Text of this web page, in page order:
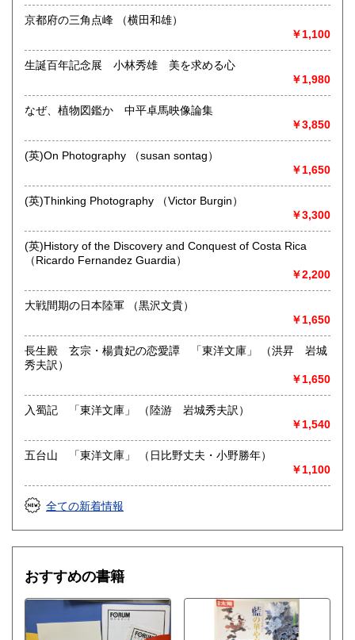
◆本の在庫について◆
当店に在庫している本はほぼ別棟倉庫に保管していますの
で、性急なお求めにはご対応致し兼ねます。ご来店にてお求
めになりたい場合は事前にご一報下さいませ。
沿線名：-
最寄駅：-
定休日：日曜日
書籍の買取について
-
総記、哲学宗教、歴史、社会科学、自然科学、美術工芸、国
語国文、外国文学、近代文献、趣味、外国書、サブカルチャ
ー、古書一般（その他）
京都府の三角点峰 （横田和雄）
￥1,100
生誕百年記念展 小林秀雄 美を求める心
￥1,980
なぜ、植物図鑑か 中平卓馬映像論集
￥3,850
(英)On Photography （susan sontag）
￥1,650
(英)Thinking Photography （Victor Burgin）
￥3,300
(英)History of the Discovery and Conquest of Costa Rica
（Ricardo Fernandez Guardia）
￥2,200
大戦間期の日本陸軍 （黒沢文貴）
￥1,650
長生殿 玄宗・楊貴妃の恋愛譚 「東洋文庫」 （洪昇 岩城
秀夫訳）
￥1,650
入蜀記 「東洋文庫」 （陸游 岩城秀夫訳）
￥1,540
五台山 「東洋文庫」 （日比野丈夫・小野勝年）
￥1,100
全ての新着情報
おすすめの書籍